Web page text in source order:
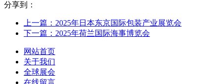
分享到：
上一篇：2025年日本东京国际包装产业展览会
下一篇：2025年荷兰国际海事博览会
网站首页
关于我们
全球展会